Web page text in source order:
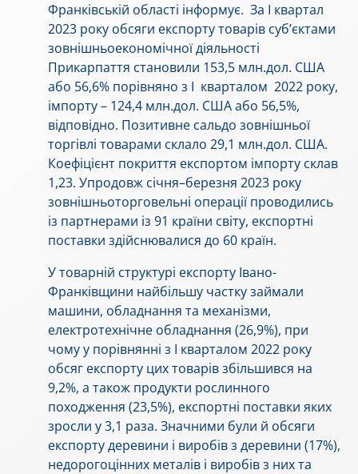
Франківській області інформує. За I квартал
2023 року обсяги експорту товарів суб’єктами
зовнішньоекономічної діяльності
Прикарпаття становили 153,5 млн.дол. США
або 56,6% порівняно з I кварталом 2022 року,
імпорту – 124,4 млн.дол. США або 56,5%,
відповідно. Позитивне сальдо зовнішньої
торгівлі товарами склало 29,1 млн.дол. США.
Коефіцієнт покриття експортом імпорту склав
1,23. Упродовж січня–березня 2023 року
зовнішньоторговельні операції проводились
із партнерами із 91 країни світу, експортні
поставки здійснювалися до 60 країн.
У товарній структурі експорту Івано-
Франківщини найбільшу частку займали
машини, обладнання та механізми,
електротехнічне обладнання (26,9%), при
чому у порівнянні з I кварталом 2022 року
обсяг експорту цих товарів збільшився на
9,2%, а також продукти рослинного
походження (23,5%), експортні поставки яких
зросли у 3,1 раза. Значними були й обсяги
експорту деревини і виробів з деревини (17%),
недорогоцінних металів і виробів з них та